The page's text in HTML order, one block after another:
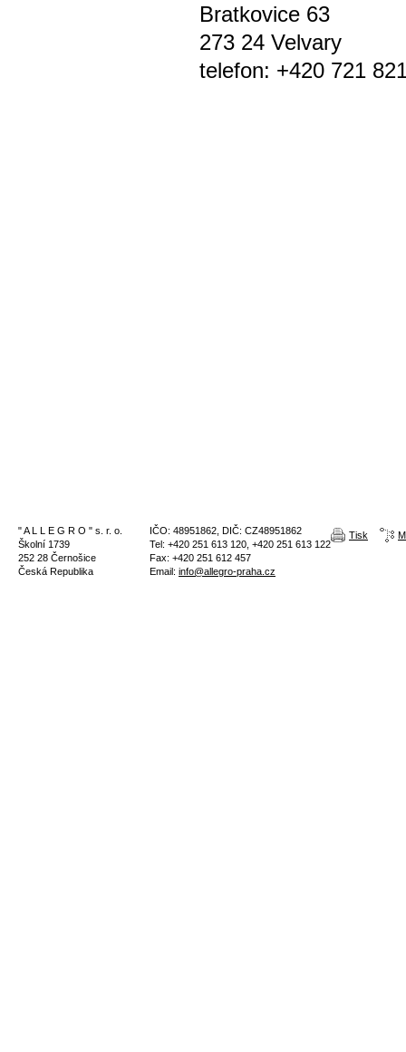
Bratkovice 63
273 24 Velvary
telefon: +420 721
" A L L E G R O " s. r. o.
Školní 1739
252 28 Černošice
Česká Republika
IČO: 48951862, DIČ: CZ48951862
Tel: +420 251 613 120, +420 251 613 122
Fax: +420 251 612 457
Email: info@allegro-praha.cz
Tisk